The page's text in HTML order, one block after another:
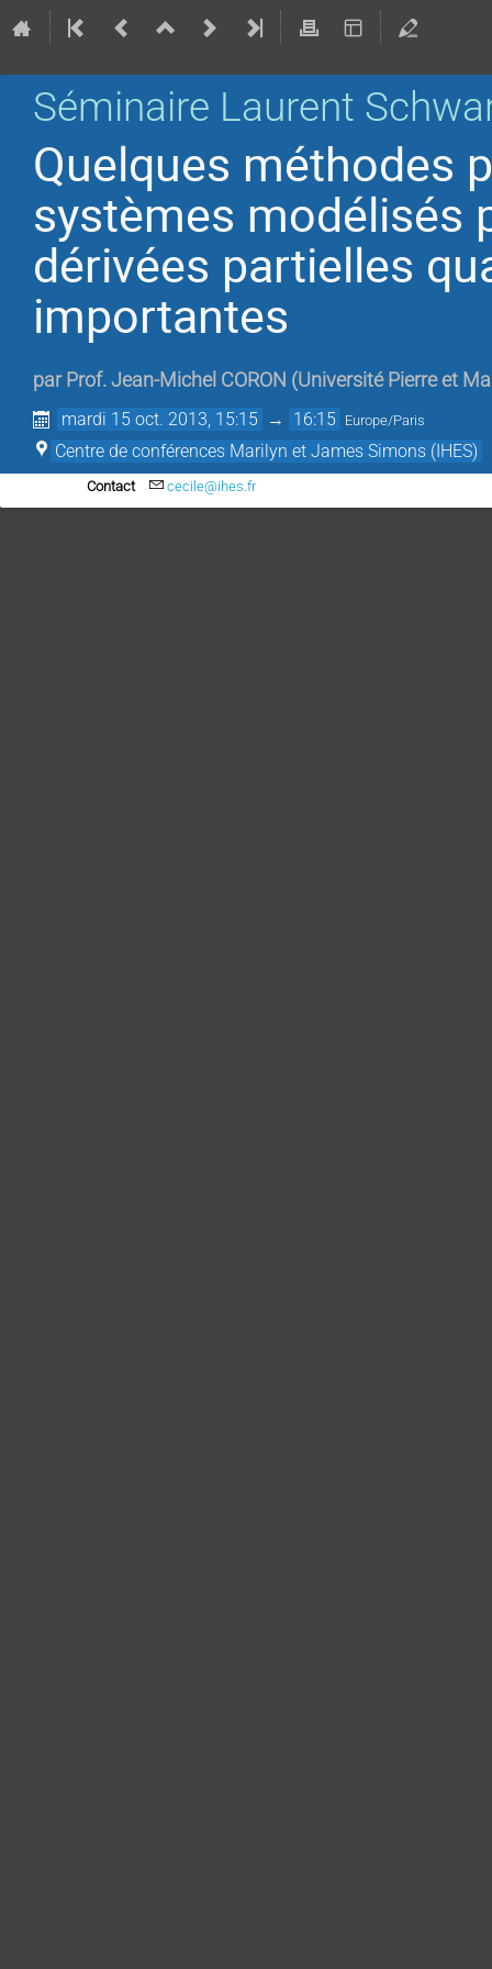
Séminaire Laurent
Quelques méthodes
systèmes modélisés
dérivées partielles
importantes
par Prof. Jean-Michel CORON (Université Pierre et
mardi 15 oct. 2013, 15:15 → 16:15 Europe/Paris
Centre de conférences Marilyn et James Simons (IHES)
Contact cecile@ihes.fr